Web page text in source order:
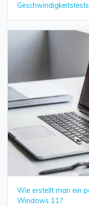
Wie erstellt man ein
Windows 11?